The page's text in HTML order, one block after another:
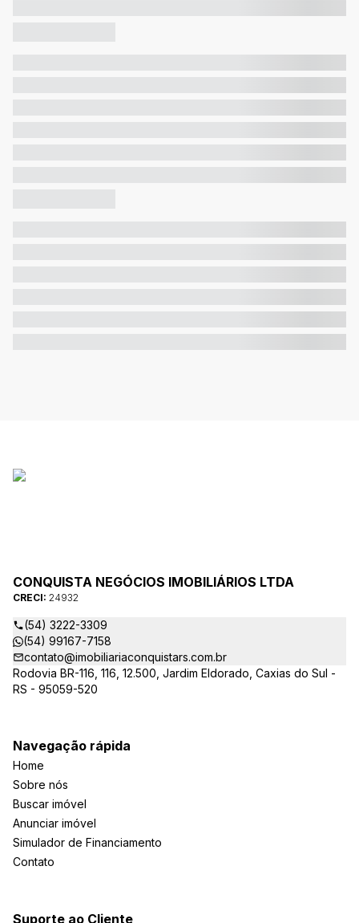
CONQUISTA NEGÓCIOS IMOBILIÁRIOS LTDA
CRECI: 24932
(54) 3222-3309
(54) 99167-7158
contato@imobiliariaconquistars.com.br
Rodovia BR-116, 116, 12.500, Jardim Eldorado, Caxias do Sul -
RS - 95059-520
Navegação rápida
Home
Sobre nós
Buscar imóvel
Anunciar imóvel
Simulador de Financiamento
Contato
Suporte ao Cliente